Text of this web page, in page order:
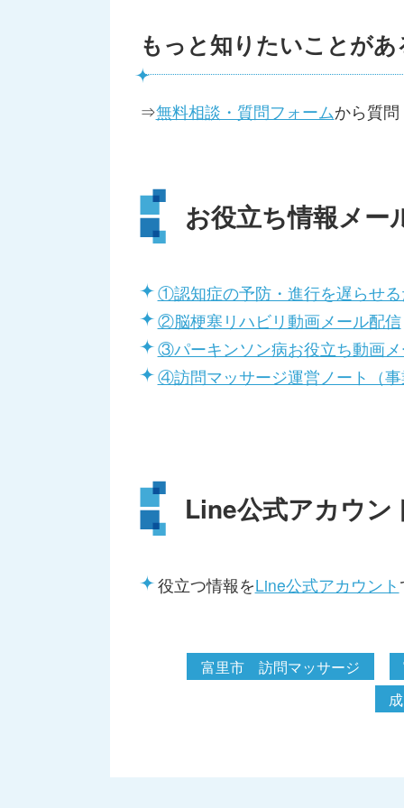
もっと知りたいことが
⇒無料相談・質問フォームから質
お役立ち情報メー
①認知症の予防・進行を遅らせ
②脳梗塞リハビリ動画メール配信
③パーキンソン病お役立ち動画
④訪問マッサージ運営ノート（
Line公式アカウン
役立つ情報をLine公式アカウント
富里市 訪問マッサージ